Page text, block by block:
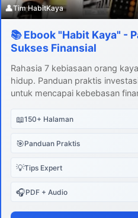
👤Tim HabitKaya
📚 Ebook "Habit Kaya" -
Sukses Finansial
Rahasia 7 kebiasaan orang
hidup. Panduan praktis
untuk mencapai kebebasan
📖150+ Halaman
🎯Panduan Praktis
💡Tips Expert
🎧PDF + Audio